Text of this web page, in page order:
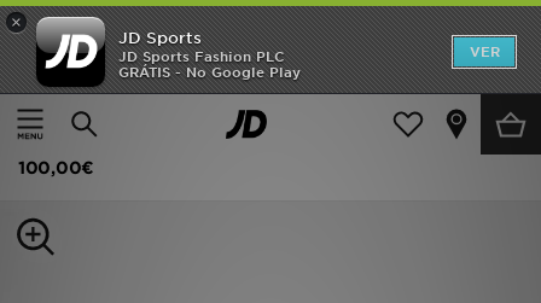
×
JD Sports
JD Sports Fashion PLC
GRÁTIS - No Google Play
VER
Página principal
Homem Calçado de Homem Sapatilhas
ASICS Gel-Venture 6
100,00€
INÍCIO
Promoções
MULHER